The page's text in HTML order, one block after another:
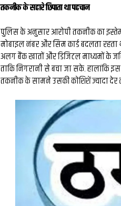
तकनीक के सहारे छिपाता था पहचान
पुलिस के अनुसार आरोपी तकनीक का
मोबाइल नंबर और सिम कार्ड बदलता
अलग बैंक खातों और डिजिटल माध्यमों के
ताकि निगरानी से बचा जा सके. हालांकि
तकनीक के सामने उसकी कोशिशें ज्यादा